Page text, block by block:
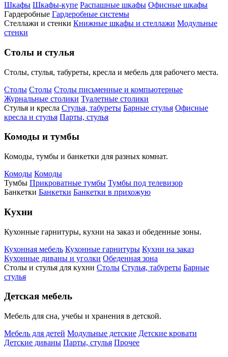
Шкафы Шкафы-купе Распашные шкафы Офисные шкафы
Гардеробные Гардеробные системы
Стеллажи и стенки Книжные шкафы и стеллажи Модульные
стенки
Столы и стулья
Столы, стулья, табуреты, кресла и мебель для рабочего места.
Столы Столы Столы письменные и компьютерные
Журнальные столики Туалетные столики
Стулья и кресла Стулья, табуреты Барные стулья Офисные
кресла и стулья Парты, стулья
Комоды и тумбы
Комоды, тумбы и банкетки для разных комнат.
Комоды Комоды
Тумбы Прикроватные тумбы Тумбы под телевизор
Банкетки Банкетки Банкетки в прихожую
Кухни
Кухонные гарнитуры, кухни на заказ и обеденные зоны.
Кухонная мебель Кухонные гарнитуры Кухни на заказ
Кухонные диваны и уголки Обеденная зона
Столы и стулья для кухни Столы Стулья, табуреты Барные
стулья
Детская мебель
Мебель для сна, учебы и хранения в детской.
Мебель для детей Модульные детские Детские кровати
Детские диваны Парты, стулья Прочее